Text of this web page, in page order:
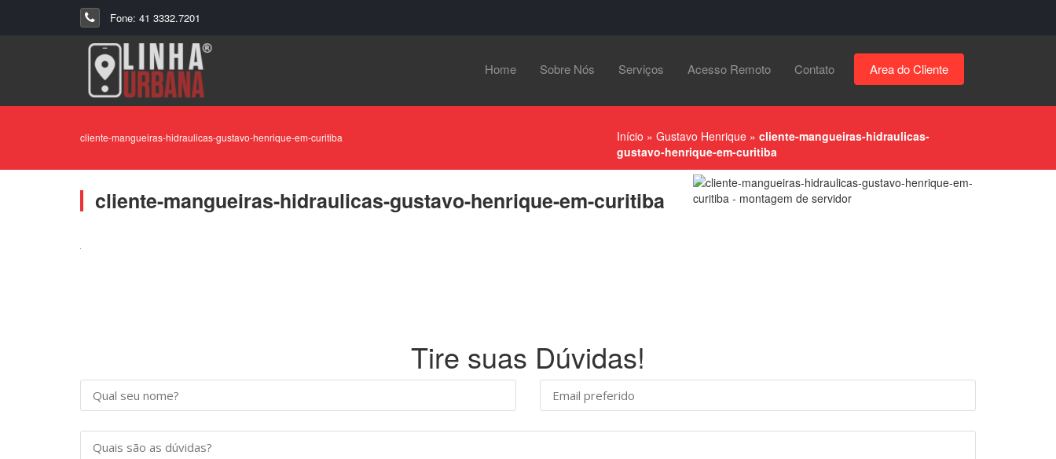
Fone: 41 3332.7201
Home Sobre Nós Serviços Acesso Remoto Contato Area do Cliente
cliente-mangueiras-hidraulicas-gustavo-henrique-em-curitiba Início » Gustavo Henrique» cliente-mangueiras-hidraulicas-
gustavo-henrique-em-curitiba
cliente-mangueiras-hidraulicas-gustavo-henrique-em-curitiba
Tire suas Dúvidas!